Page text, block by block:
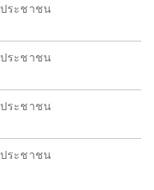
ประชาชน
ประชาชน
ประชาชน
ประชาชน